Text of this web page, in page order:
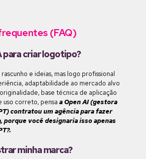
(FAQ)
para criar logotipo?
e ideias, mas logo profissional
adaptabilidade ao mercado alvo
base técnica de aplicação
uso correto, pensa a Open AI (gestora
contratou um agência para fazer
porque você designaria isso apenas
minha marca?